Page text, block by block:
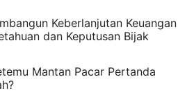
Keberlanjutan Keuangan
dan Keputusan Bijak
Mantan Pacar Pertanda